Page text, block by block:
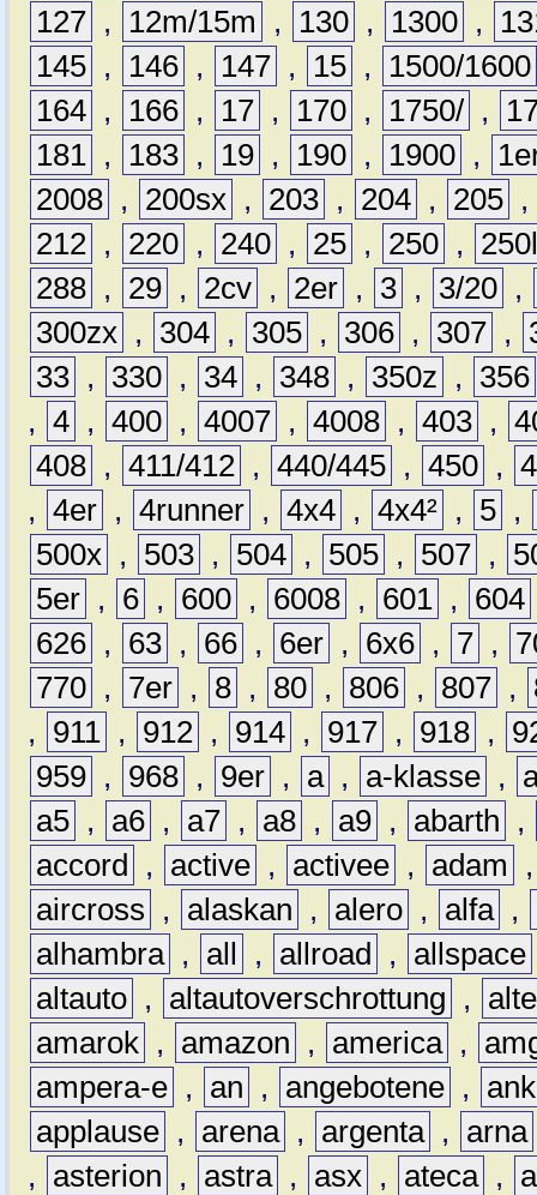
127 , 12m/15m , 130 , 1300 ,
145 , 146 , 147 , 15 ,
1500/1600
164 , 166 , 17 , 170 , 1750/ ,
181 , 183 , 19 , 190 , 1900 ,
2008 , 200sx , 203 , 204 , 205 ,
212 , 220 , 240 , 25 , 250 ,
288 , 29 , 2cv , 2er , 3 , 3/20 ,
300zx , 304 , 305 , 306 , 307 ,
33 , 330 , 34 , 348 , 350z ,
356
, 4 , 400 , 4007 , 4008 , 403 ,
408 , 411/412 , 440/445 , 450 ,
, 4er , 4runner , 4x4 , 4x4² , 5 ,
500x , 503 , 504 , 505 , 507 ,
5er , 6 , 600 , 6008 , 601 , 604
626 , 63 , 66 , 6er , 6x6 , 7 ,
770 , 7er , 8 , 80 , 806 , 807 ,
,
911 , 912 , 914 , 917 , 918 ,
959 , 968 , 9er , a , a-klasse ,
a5 , a6 , a7 , a8 , a9 , abarth
,
accord
, active , activee , adam
aircross
, alaskan , alero , alfa ,
alhambra , all , allroad , allspace
altauto , altautoverschrottung ,
amarok , amazon , america ,
ampera-e , an , angebotene ,
applause , arena , argenta , arna
,
asterion , astra , asx , ateca ,